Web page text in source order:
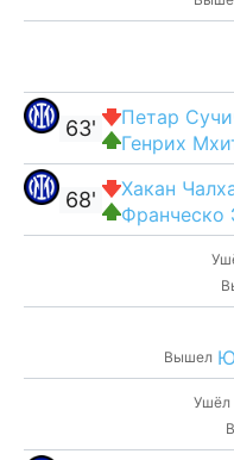
Петар
Генрих
63'
Хакан
Франческо
68'
Вышел
Ушёл